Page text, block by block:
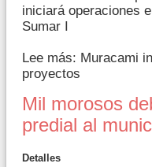
iniciará operaciones
Sumar I
Lee más: Muracami
proyectos
Mil morosos
predial al
Detalles